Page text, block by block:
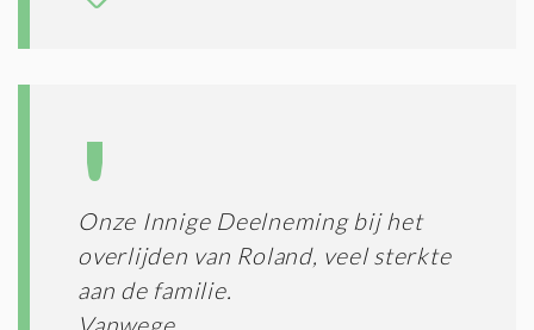
Onze Innige Deelneming bij het
overlijden van Roland, veel sterkte
aan de familie.
Vanwege,